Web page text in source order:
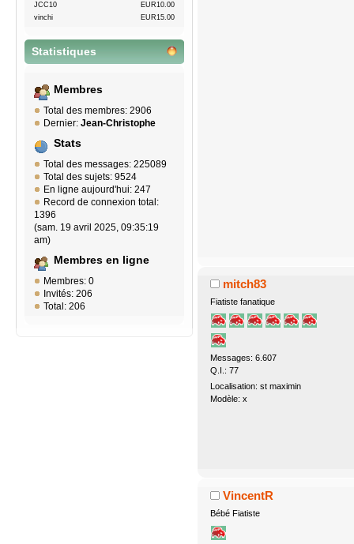
JCC10
EUR10.00
vinchi
EUR15.00
Statistiques
Membres
Total des membres: 2906
Dernier: Jean-Christophe
Stats
Total des messages: 225089
Total des sujets: 9524
En ligne aujourd'hui: 247
Record de connexion total:
1396
(sam. 19 avril 2025, 09:35:19
am)
Membres en ligne
Membres: 0
Invités: 206
Total: 206
mitch83
Fiatiste fanatique
Messages: 6.607
Q.I.: 77
Localisation: st maximin
Modèle: x
VincentR
Bébé Fiatiste